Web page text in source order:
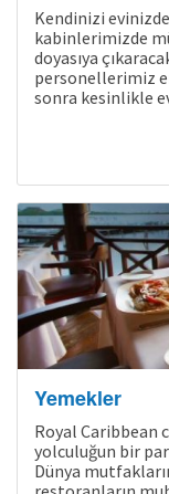
Kendinizi
kabinlerimizde
doyasıya
personellerimiz
sonra kesinlikle
Yemekler
Royal Caribbean
yolculuğun bir
Dünya